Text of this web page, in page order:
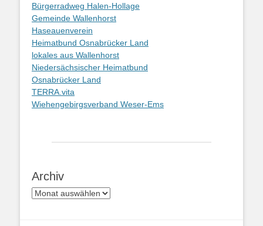
Bürgerradweg Halen-Hollage
Gemeinde Wallenhorst
Haseauenverein
Heimatbund Osnabrücker Land
lokales aus Wallenhorst
Niedersächsischer Heimatbund
Osnabrücker Land
TERRA.vita
Wiehengebirgsverband Weser-Ems
Archiv
Archiv